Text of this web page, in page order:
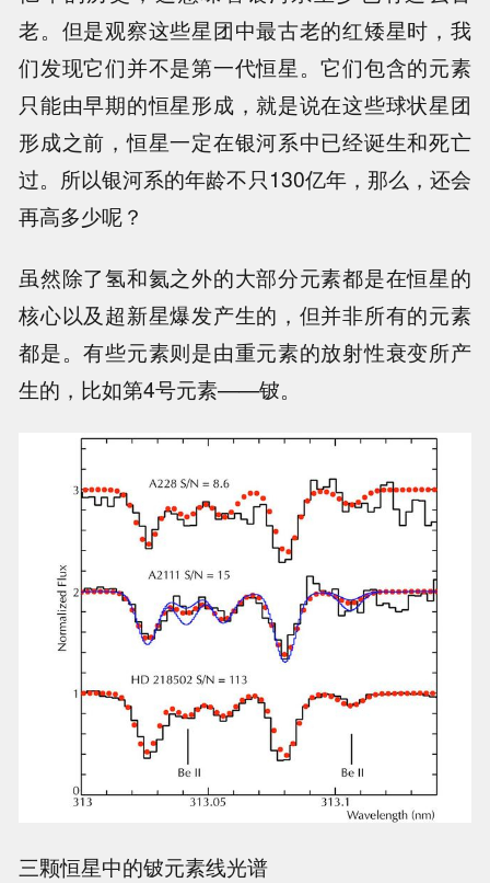
老。但是观察这些星团中最古老的红矮星时，我
们发现它们并不是第一代恒星。它们包含的元素
只能由早期的恒星形成，就是说在这些球状星团
形成之前，恒星一定在银河系中已经诞生和死亡
过。所以银河系的年龄不只130亿年，那么，还会
再高多少呢？
虽然除了氢和氦之外的大部分元素都是在恒星的
核心以及超新星爆发产生的，但并非所有的元素
都是。有些元素则是由重元素的放射性衰变所产
生的，比如第4号元素——铍。
三颗恒星中的铍元素线光谱